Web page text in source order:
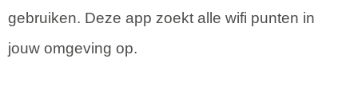
gebruiken. Deze app zoekt alle wifi punten in
jouw omgeving op.